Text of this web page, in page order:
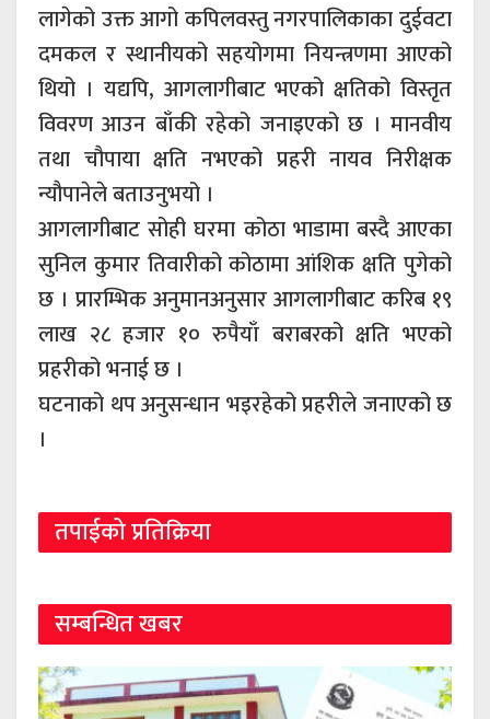
लागेको उक्त आगो कपिलवस्तु नगरपालिकाका दुईवटा
दमकल र स्थानीयको सहयोगमा नियन्त्रणमा आएको
थियो । यद्यपि, आगलागीबाट भएको क्षतिको विस्तृत
विवरण आउन बाँकी रहेको जनाइएको छ । मानवीय
तथा चौपाया क्षति नभएको प्रहरी नायव निरीक्षक
न्यौपानेले बताउनुभयो ।
आगलागीबाट सोही घरमा कोठा भाडामा बस्दै आएका
सुनिल कुमार तिवारीको कोठामा आंशिक क्षति पुगेको
छ । प्रारम्भिक अनुमानअनुसार आगलागीबाट करिब १९
लाख २८ हजार १० रुपैयाँ बराबरको क्षति भएको
प्रहरीको भनाई छ ।
घटनाको थप अनुसन्धान भइरहेको प्रहरीले जनाएको छ
।
तपाईको प्रतिक्रिया
सम्बन्धित खबर